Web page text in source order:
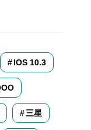
IOS 10.3
三星